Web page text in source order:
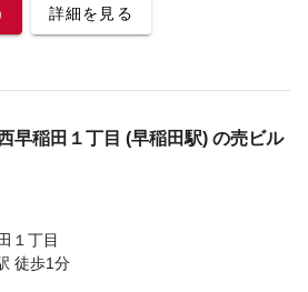
詳細を見る
早稲田１丁目 (早稲田駅) の売ビル
１丁目
徒歩1分